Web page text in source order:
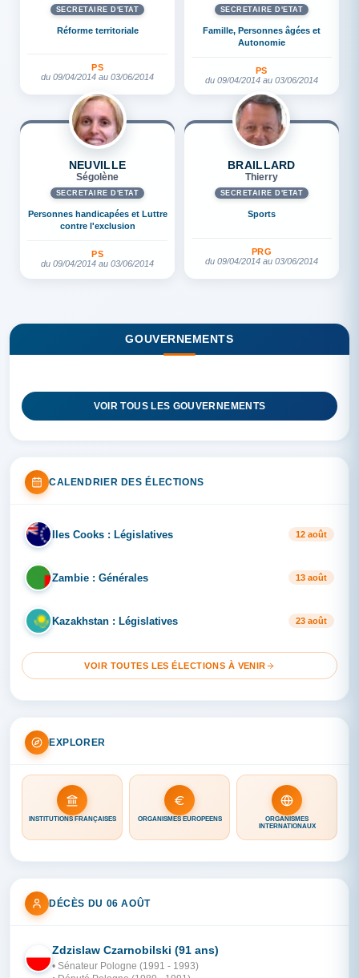
SECRÉTAIRE D'ETAT
Réforme territoriale
PS
du 09/04/2014 au 03/06/2014
SECRÉTAIRE D'ETAT
Famille, Personnes âgées et
Autonomie
PS
du 09/04/2014 au 03/06/2014
NEUVILLE
Ségolène
SECRÉTAIRE D'ETAT
Personnes handicapées et Luttre
contre l'exclusion
PS
du 09/04/2014 au 03/06/2014
BRAILLARD
Thierry
SECRÉTAIRE D'ETAT
Sports
PRG
du 09/04/2014 au 03/06/2014
GOUVERNEMENTS
VOIR TOUS LES GOUVERNEMENTS
CALENDRIER DES ÉLECTIONS
IL Iles Cooks : Législatives 12 août
ZA Zambie : Générales 13 août
KA Kazakhstan : Législatives 23 août
VOIR TOUTES LES ÉLECTIONS À VENIR
EXPLORER
INSTITUTIONS FRANÇAISES ORGANISMES EUROPÉENS
ORGANISMES
INTERNATIONAUX
DÉCÈS DU 06 AOÛT
PO
Zdzislaw Czarnobilski (91 ans)
• Sénateur Pologne (1991 - 1993)